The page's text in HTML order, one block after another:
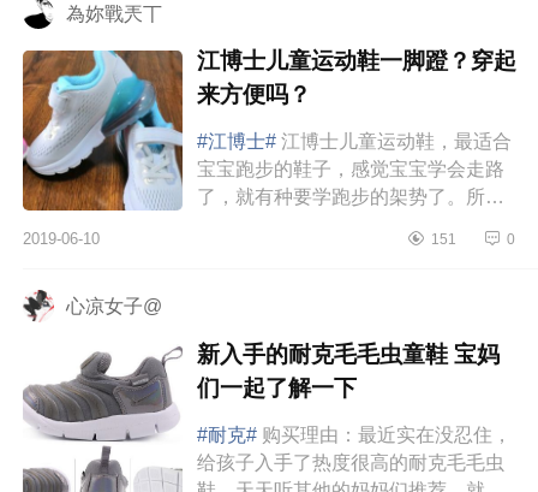
為妳戰兲丅
江博士儿童运动鞋一脚蹬？穿起
来方便吗？
#江博士# 江博士儿童运动鞋，最适合
宝宝跑步的鞋子，感觉宝宝学会走路
了，就有种要学跑步的架势了。所以
运动鞋，它采用的是透气的网面材...
2019-06-10 151 0
心凉女子@
新入手的耐克毛毛虫童鞋 宝妈
们一起了解一下
#耐克# 购买理由：最近实在没忍住，
给孩子入手了热度很高的耐克毛毛虫